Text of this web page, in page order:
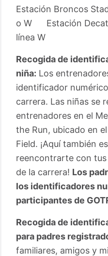
Estación Broncos
o W Estación
línea W
Recogida de
niña: Los
identificador
carrera. Las niñas se
entrenadores en el
the Run, ubicado en
Field. ¡Aquí también
reencontrarte con
de la carrera! Los
los identificadores
participantes de
Recogida de
para padres
familiares, amigos y